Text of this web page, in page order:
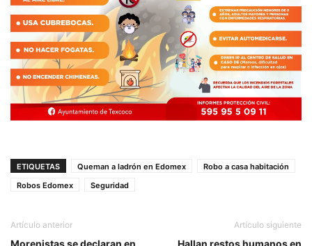
ETIQUETAS Queman a ladrón en Edomex
Robo a casa habitación
Robos Edomex
Seguridad
Artículo anterior
Morenistas se declaran en
Artículo siguiente
Hallan restos humanos en